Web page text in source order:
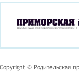
Copyright © Родительская